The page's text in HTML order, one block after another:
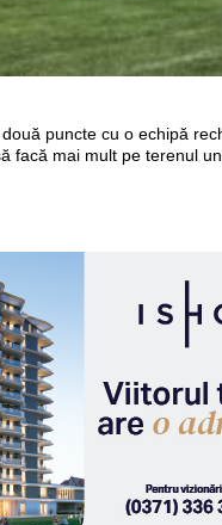
puncte cu o echipă
facă mai mult pe terenul